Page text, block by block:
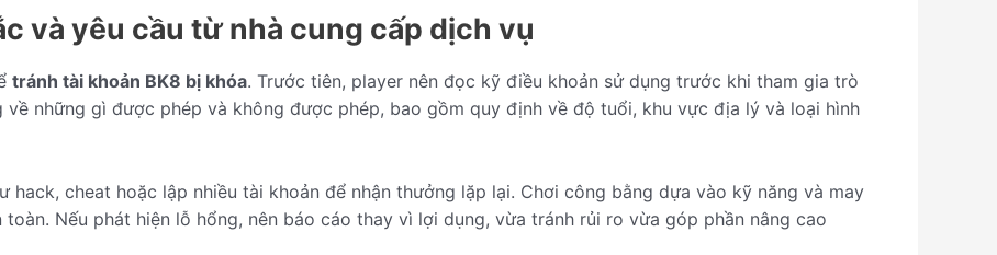
và yêu cầu từ nhà cung cấp dịch vụ
tránh tài khoản BK8 bị khóa. Trước tiên, player nên đọc kỹ điều khoản sử dụng trước khi tham gia trò
những gì được phép và không được phép, bao gồm quy định về độ tuổi, khu vực địa lý và loại hình
hack, cheat hoặc lập nhiều tài khoản để nhận thưởng lặp lại. Chơi công bằng dựa vào kỹ năng và may
Nếu phát hiện lỗ hổng, nên báo cáo thay vì lợi dụng, vừa tránh rủi ro vừa góp phần nâng cao